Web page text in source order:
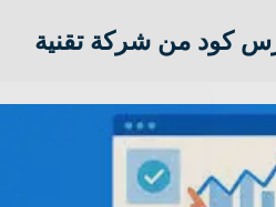
كود من شركة تقنية